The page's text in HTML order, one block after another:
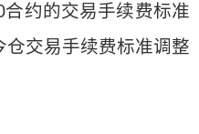
约的交易手续费标准
交易手续费标准调整